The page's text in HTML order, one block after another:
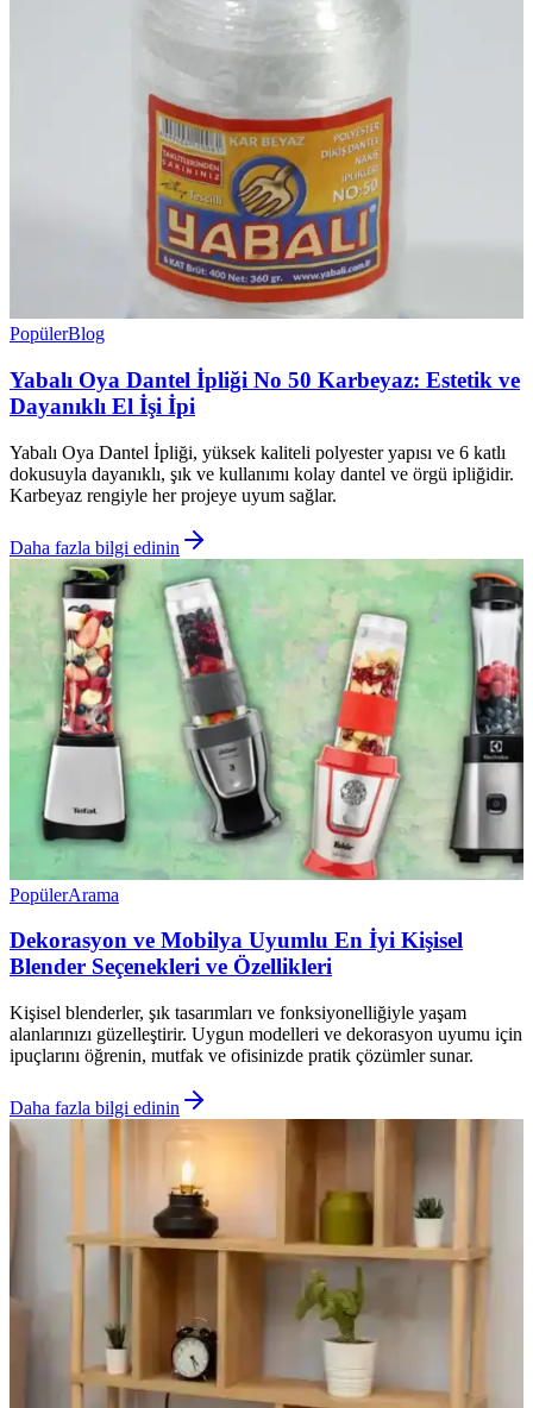
PopülerBlog
Yabalı Oya Dantel İpliği No 50 Karbeyaz: Estetik ve
Dayanıklı El İşi İpi
Yabalı Oya Dantel İpliği, yüksek kaliteli polyester yapısı ve 6 katlı
dokusuyla dayanıklı, şık ve kullanımı kolay dantel ve örgü ipliğidir.
Karbeyaz rengiyle her projeye uyum sağlar.
Daha fazla bilgi edinin
PopülerArama
Dekorasyon ve Mobilya Uyumlu En İyi Kişisel
Blender Seçenekleri ve Özellikleri
Kişisel blenderler, şık tasarımları ve fonksiyonelliğiyle yaşam
alanlarınızı güzelleştirir. Uygun modelleri ve dekorasyon uyumu için
ipuçlarını öğrenin, mutfak ve ofisinizde pratik çözümler sunar.
Daha fazla bilgi edinin